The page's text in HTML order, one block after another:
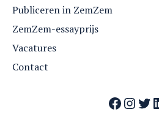
Publiceren in ZemZem
ZemZem-essayprijs
Vacatures
Contact